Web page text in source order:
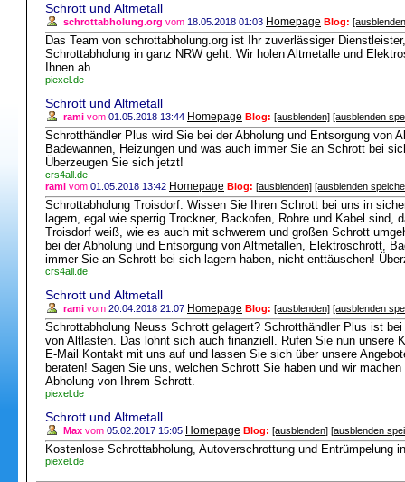
Schrott und Altmetall
schrottabholung.org vom 18.05.2018 01:03 Homepage Blog:
Das Team von schrottabholung.org ist Ihr zuverlässiger
Schrottabholung in ganz NRW geht. Wir holen Altmetalle und
Ihnen ab.
piexel.de
Schrott und Altmetall
rami vom 01.05.2018 13:44 Homepage Blog: [ausblenden] [ausblenden
Schrotthändler Plus wird Sie bei der Abholung und Entsorgung von
Badewannen, Heizungen und was auch immer Sie an Schrott bei
Überzeugen Sie sich jetzt!
crs4all.de
rami vom 01.05.2018 13:42 Homepage Blog: [ausblenden] [ausblenden
Schrottabholung Troisdorf: Wissen Sie Ihren Schrott bei uns in
lagern, egal wie sperrig Trockner, Backofen, Rohre und Kabel sind,
Troisdorf weiß, wie es auch mit schwerem und großen Schrott
bei der Abholung und Entsorgung von Altmetallen, Elektroschrott,
immer Sie an Schrott bei sich lagern haben, nicht enttäuschen!
crs4all.de
Schrott und Altmetall
rami vom 20.04.2018 21:07 Homepage Blog: [ausblenden] [ausblenden
Schrottabholung Neuss Schrott gelagert? Schrotthändler Plus ist
von Altlasten. Das lohnt sich auch finanziell. Rufen Sie nun unsere
E-Mail Kontakt mit uns auf und lassen Sie sich über unsere
beraten! Sagen Sie uns, welchen Schrott Sie haben und wir
Abholung von Ihrem Schrott.
piexel.de
Schrott und Altmetall
Max vom 05.02.2017 15:05 Homepage Blog: [ausblenden] [ausblenden
Kostenlose Schrottabholung, Autoverschrottung und Entrümpelung
piexel.de